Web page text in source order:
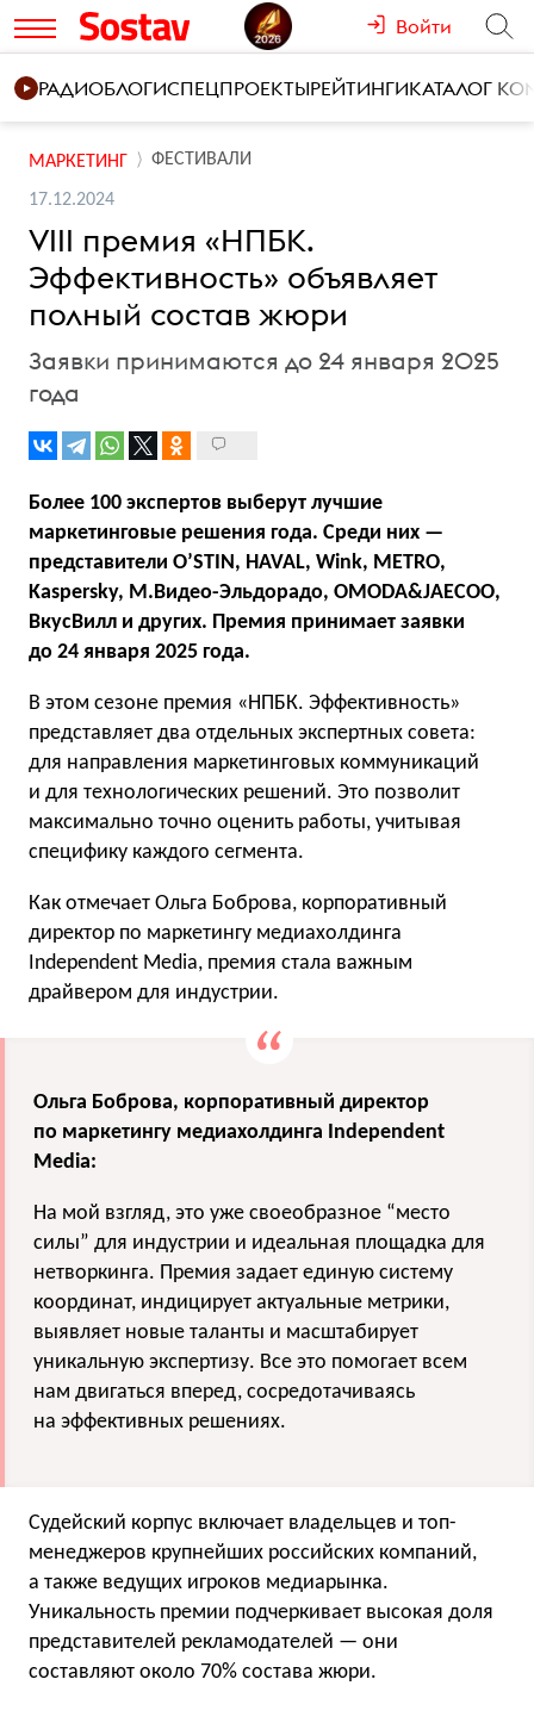
Войти
РАДИОБЛОГИСПЕЦПРОЕКТЫРЕЙТИНГИКАТАЛОГ
МАРКЕТИНГ ФЕСТИВАЛИ
17.12.2024
VIII премия «НПБК.
Эффективность» объявляет
полный состав жюри
Заявки принимаются до 24 января 2025
года
Более 100 экспертов выберут лучшие
маркетинговые решения года. Среди них —
представители О’STIN, HAVAL, Wink, METRO,
Kaspersky, М.Видео-Эльдорадо, OMODA&JAECOO,
ВкусВилл и других. Премия принимает заявки
до 24 января 2025 года.
В этом сезоне премия «НПБК. Эффективность»
представляет два отдельных экспертных совета:
для направления маркетинговых коммуникаций
и для технологических решений. Это позволит
максимально точно оценить работы, учитывая
специфику каждого сегмента.
Как отмечает Ольга Боброва, корпоративный
директор по маркетингу медиахолдинга
Independent Media, премия стала важным
драйвером для индустрии.
Ольга Боброва, корпоративный директор
по маркетингу медиахолдинга Independent
Media:
На мой взгляд, это уже своеобразное “место
силы” для индустрии и идеальная площадка для
нетворкинга. Премия задает единую систему
координат, индицирует актуальные метрики,
выявляет новые таланты и масштабирует
уникальную экспертизу. Все это помогает всем
нам двигаться вперед, сосредотачиваясь
на эффективных решениях.
Судейский корпус включает владельцев и топ-
менеджеров крупнейших российских компаний,
а также ведущих игроков медиарынка.
Уникальность премии подчеркивает высокая доля
представителей рекламодателей — они
составляют около 70% состава жюри.